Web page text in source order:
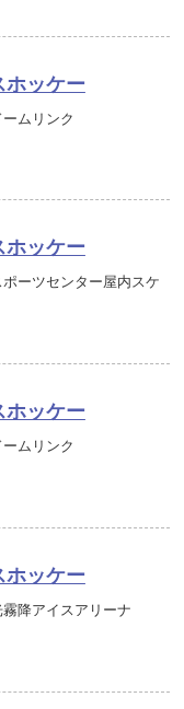
ホッケー
ムリンク
ホッケー
ーツセンター屋内スケ
ホッケー
ムリンク
ホッケー
降アイスアリーナ